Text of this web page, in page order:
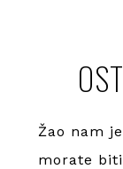
Žao nam
morate